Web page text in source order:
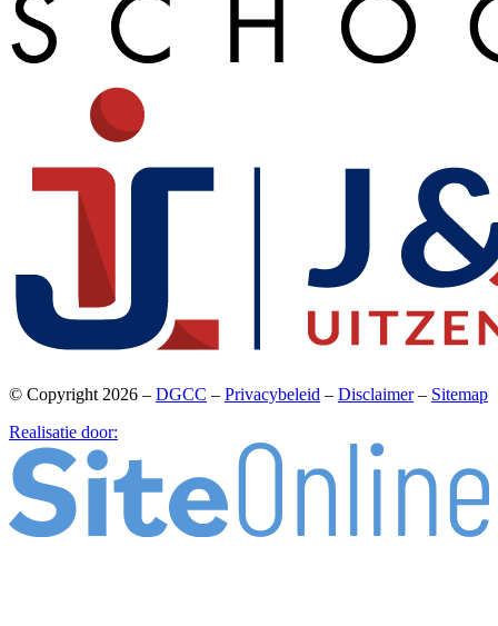
© Copyright 2026 – DGCC – Privacybeleid – Disclaimer– Sitemap
Realisatie door: